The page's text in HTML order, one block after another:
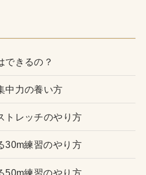
できるの？
中力の養い方
トレッチのやり方
30m練習のやり方
50m練習のやり方